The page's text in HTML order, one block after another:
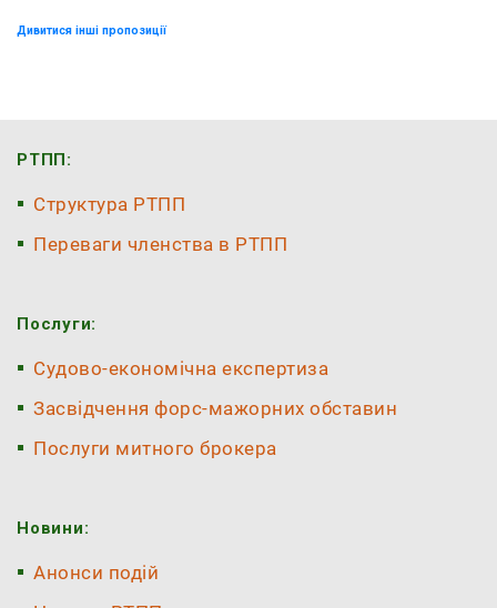
Дивитися інші пропозиції
РТПП:
Структура РТПП
Переваги членства в РТПП
Послуги:
Судово-економічна експертиза
Засвідчення форс-мажорних обставин
Послуги митного брокера
Новини:
Анонси подій